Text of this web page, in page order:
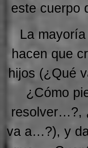
este cuerpo
La
hacen que
hijos (¿Qué
¿Cómo
resolver…?,
va a…?), y